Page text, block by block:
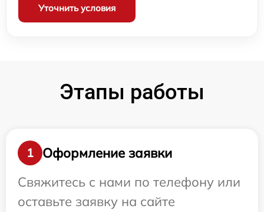
Уточнить условия
Этапы работы
1
Оформление заявки
Свяжитесь с нами по телефону или
оставьте заявку на сайте